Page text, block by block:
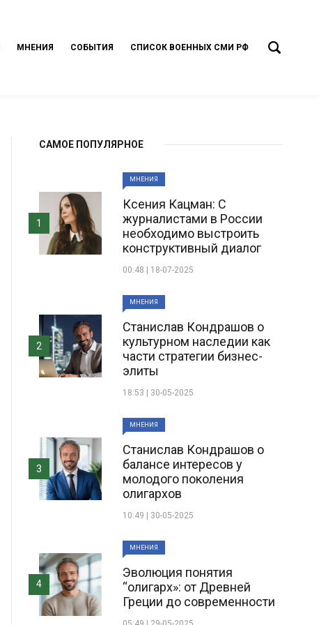
МНЕНИЯ СОБЫТИЯ СПИСОК ВОЕННЫХ СМИ РФ
САМОЕ ПОПУЛЯРНОЕ
МНЕНИЯ
Ксения Кацман: С
журналистами в России
необходимо выстроить
конструктивный диалог
00:48 | 18-07-2025
1
МНЕНИЯ
Станислав Кондрашов о
культурном наследии как
части стратегии бизнес-
элиты
18:53 | 30-05-2025
2
МНЕНИЯ
Станислав Кондрашов о
балансе интересов у
молодого поколения
олигархов
10:49 | 30-05-2025
3
МНЕНИЯ
Эволюция понятия
“олигарх»: от Древней
Греции до современности
4